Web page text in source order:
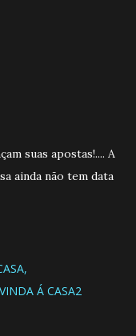
suas apostas!.... A
ainda não tem data
Á CASA2